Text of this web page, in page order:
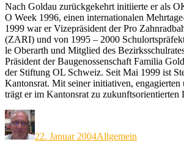
Nach Goldau zurückgekehrt initiierte er als
O Week 1996, einen internationalen
1999 war er Vizepräsident der Pro
(ZARI) und von 1995 – 2000
le Oberarth und Mitglied des
Präsident der Baugenossenschaft Familia
der Stiftung OL Schweiz. Seit Mai 1999 ist
Kantonsrat. Mit seiner initiativen, engagierten
trägt er im Kantonsrat zu zukunftsorientierten
Autor
Veröffentlicht
am
22. Januar 2004Allgemein